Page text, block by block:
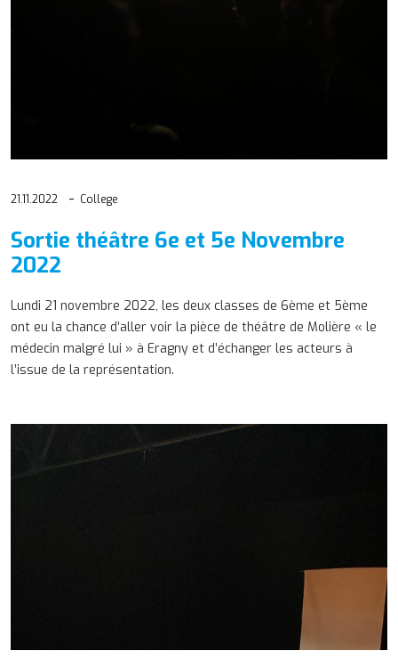
21.11.2022 College
Sortie théâtre 6e et 5e Novembre
2022
Lundi 21 novembre 2022, les deux classes de 6ème et 5ème
ont eu la chance d’aller voir la pièce de théâtre de Molière « le
médecin malgré lui » à Eragny et d’échanger les acteurs à
l’issue de la représentation.